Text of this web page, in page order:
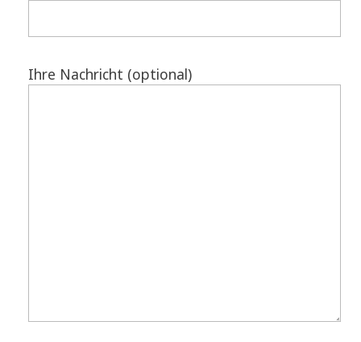
Ihre Nachricht (optional)